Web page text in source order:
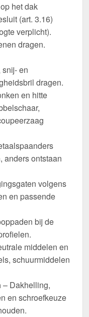
het dak
(art. 3.16)
verplicht).
dragen.
snij- en
dragen.
en hitte
anders ontstaan
volgens
en passende
bij de
middelen en
schuurmiddelen
– Dakhelling,
en schroefkeuze